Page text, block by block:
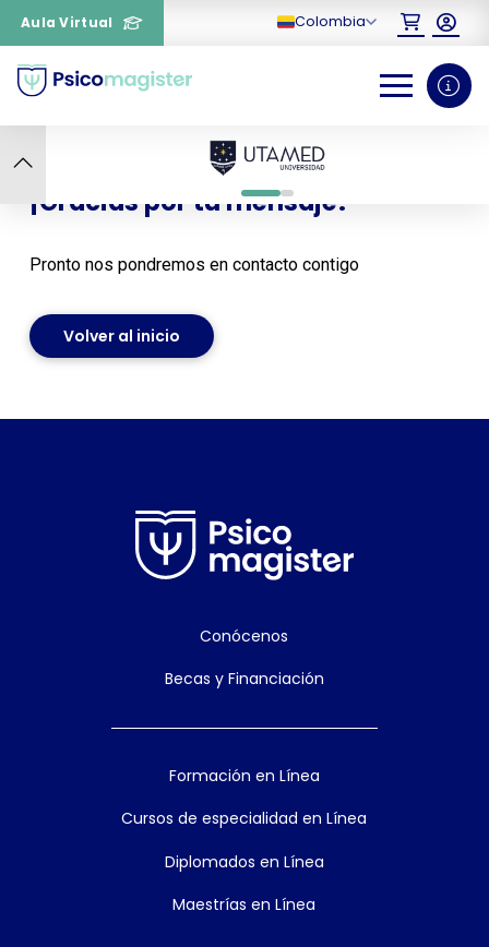
Aula Virtual Colombia
0
1
¡Gracias por tu mensaje!
Pronto nos pondremos en contacto contigo
Volver al inicio
Conócenos
Becas y Financiación
Formación en Línea
Cursos de especialidad en Línea
Diplomados en Línea
Maestrías en Línea
¿Necesitas más información
sobre un curso?